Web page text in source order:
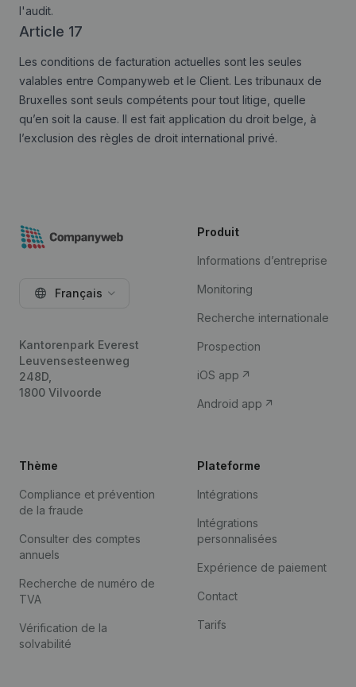
l'audit.
Article 17
Les conditions de facturation actuelles sont les seules
valables entre Companyweb et le Client. Les tribunaux de
Bruxelles sont seuls compétents pour tout litige, quelle
qu’en soit la cause. Il est fait application du droit belge, à
l’exclusion des règles de droit international privé.
Français
Kantorenpark Everest
Leuvensesteenweg
248D,
1800 Vilvoorde
Produit
Informations d’entreprise
Monitoring
Recherche internationale
Prospection
iOS app
Android app
Thème
Compliance et prévention
de la fraude
Consulter des comptes
annuels
Recherche de numéro de
TVA
Vérification de la
solvabilité
Plateforme
Intégrations
Intégrations
personnalisées
Expérience de paiement
Contact
Tarifs